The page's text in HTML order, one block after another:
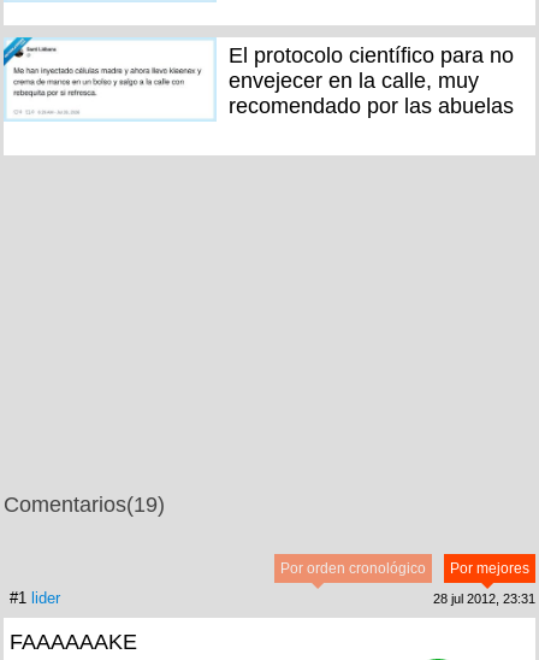
El protocolo científico para no
envejecer en la calle, muy
recomendado por las abuelas
Comentarios(19)
Por mejores
Por orden cronológico
#1 lider 28 jul 2012, 23:31
FAAAAAAKE